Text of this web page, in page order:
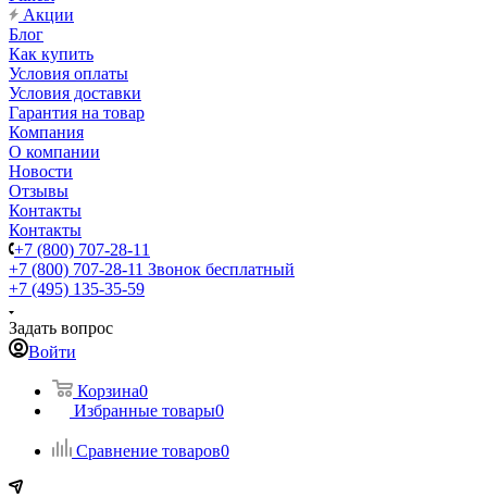
Акции
Блог
Как купить
Условия оплаты
Условия доставки
Гарантия на товар
Компания
О компании
Новости
Отзывы
Контакты
Контакты
+7 (800) 707-28-11
+7 (800) 707-28-11 Звонок бесплатный
+7 (495) 135-35-59
Задать вопрос
Войти
Корзина0
Избранные товары0
Сравнение товаров0